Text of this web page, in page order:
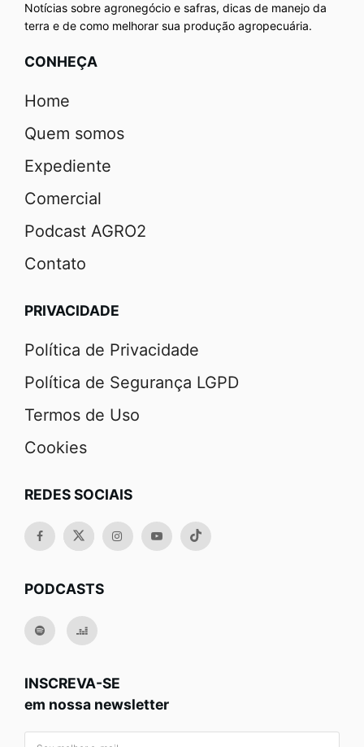
Notícias sobre agronegócio e safras, dicas de manejo da
terra e de como melhorar sua produção agropecuária.
CONHEÇA
Home
Quem somos
Expediente
Comercial
Podcast AGRO2
Contato
PRIVACIDADE
Política de Privacidade
Política de Segurança LGPD
Termos de Uso
Cookies
REDES SOCIAIS
PODCASTS
INSCREVA-SE
em nossa newsletter